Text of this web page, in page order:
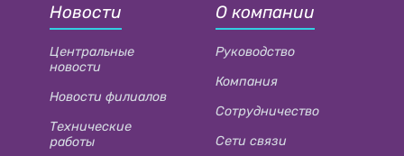
Новости
Центральные
новости
Новости филиалов
Технические
работы
О компании
Руководство
Компания
Сотрудничество
Сети связи